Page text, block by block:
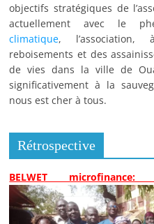
objectifs stratégiques de
actuellement avec le
climatique, l’association,
reboisements et des
de vies dans la ville de
significativement à la
nous est cher à tous.
Rétrospective
BELWET